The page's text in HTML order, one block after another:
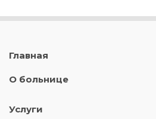
Главная
О больнице
Услуги